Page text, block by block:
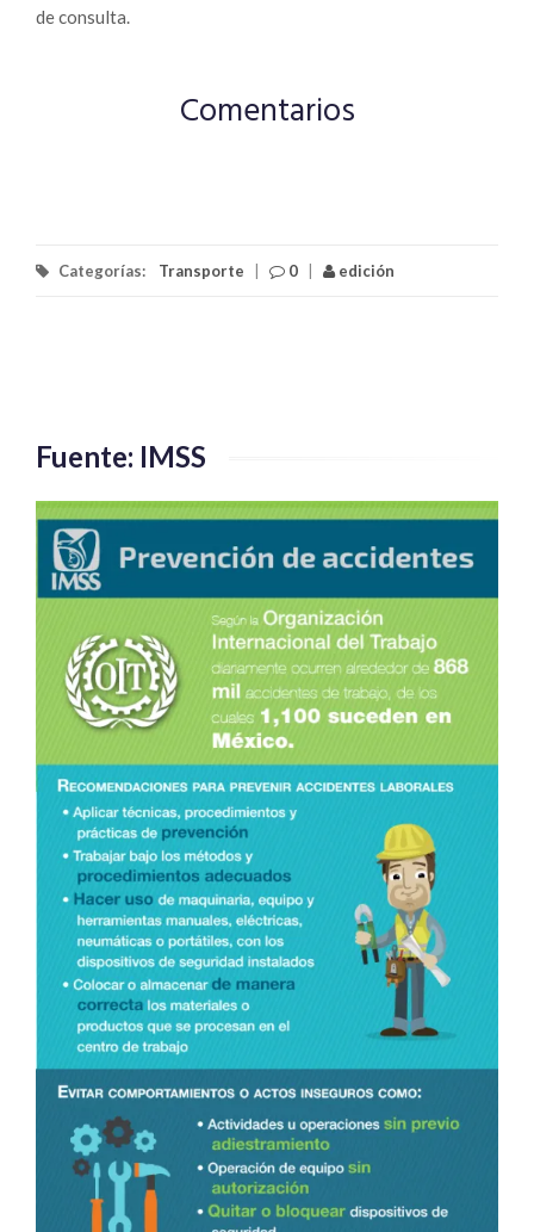
de consulta.
Comentarios
Categorías: Transporte 0 edición
Fuente: IMSS